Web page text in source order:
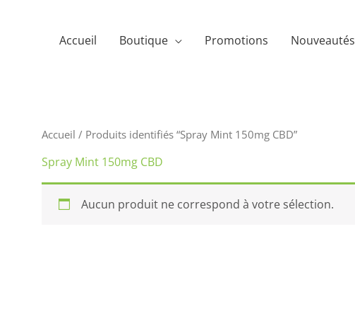
Accueil Boutique Promotions Nouveautés
Accueil / Produits identifiés “Spray Mint 150mg CBD”
Spray Mint 150mg CBD
Aucun produit ne correspond à votre sélection.